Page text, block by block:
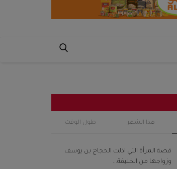
هذا الشهر طول الوقت
قصة المرأة التي اذلت الحجاج بن يوسف
وزواجها من الخليفة...